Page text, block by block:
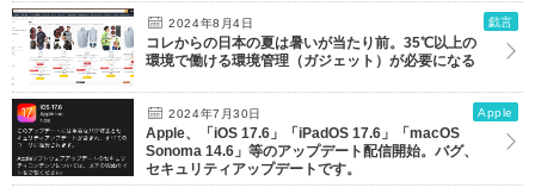
2024年8月4日 戯言
コレからの日本の夏は暑いが当たり前。35℃以上の
環境で働ける環境管理（ガジェット）が必要になる
2024年7月30日 Apple
Apple、「iOS 17.6」「iPadOS 17.6」「macOS
Sonoma 14.6」等のアップデート配信開始。バグ、
セキュリティアップデートです。